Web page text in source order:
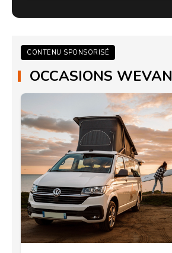
CONTENU SPONSORISÉ
OCCASIONS WEVAN